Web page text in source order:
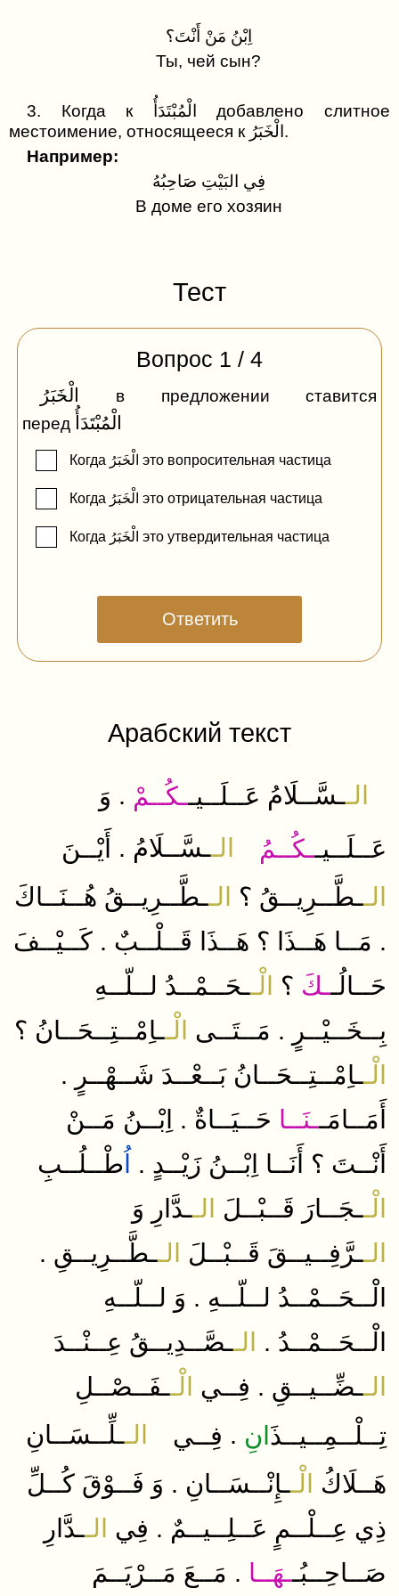
Буква م (Мим)
Буква ن (Нун)
Буква و (Уау)
Репетитор по арабскому
اِبْنُ مَنْ أَنْتَ؟
Ты, чей сын?
3. Когда к الْمُبْتَدَأُ добавлено слитное
местоимение, относящееся к الْخَبَرُ.
Например:
فِي البَيْتِ صَاحِبُهُ
В доме его хозяин
Тест
Вопрос 1 / 4
в предложении ставится
перед الْمُبْتَدَأُ
Когда الْخَبَرُ это вопросительная частица
Когда الْخَبَرُ это отрицательная частица
Когда الْخَبَرُ это утвердительная частица
Ответить
Арабский текст
الــسَّــلَامُ​ عَــلَــيــكُــمْ . وَ
عَــلَــيــكُــمُ الــسَّــلَامُ​ . أَيْــنَ
الــطَّــرِيــقُ ؟ الــطَّــرِيــقُ هُــنَــاكَ
. مَــا هَــذَا ؟ هَــذَا قَــلْــبٌ . كَــيْــفَ
حَــالُــكَ ؟ الْــحَــمْــدُ لــلّــهِ
بِــخَــيْــرٍ . مَــتَــى الْــاِمْــتِــحَــانُ ؟
الْــاِمْــتِــحَــانُ بَــعْــدَ شَــهْــرٍ .
أَمَــامَــنَــا حَــيَــاةٌ . اِبْــنُ مَــنْ
أَنْــتَ ؟ أَنَــا اِبْــنُ زَيْــدٍ .
طْــلُــبِ
الْــجَــارَ قَــبْــلَ الــدَّارِ وَ
الــرَّفِــيــقَ قَــبْــلَ الــطَّــرِيــقِ .
الْــحَــمْــدُ لــلّــهِ . وَ لــلّــهِ
الْــحَــمْــدُ . الــصَّــدِيــقُ عِــنْــدَ
الــضِّــيــقِ . فِــي الْــفَــصْــلِ
تِــلْــمِــيــذَ انِ . فِــي الــلِّــسَــانِ​
هَــلَاكُ
الْــإِنْــسَــانِ . وَ فَــوْقَ كُــلِّ
ذِي عِــلْــمٍ عَــلِــيــمٌ . فِي الــدَّارِ
صَــاحِــبُــهَــا . مَــعَ مَــرْيَــمَ